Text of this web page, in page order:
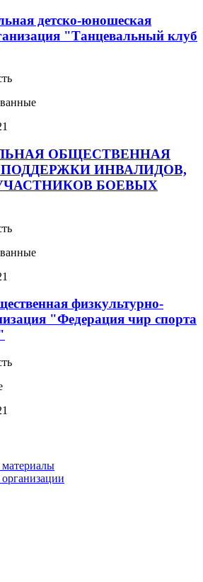
детско-юношеская
"Танцевальный клуб
ОБЩЕСТВЕННАЯ
ИНВАЛИДОВ,
БОЕВЫХ
физкультурно-
"Федерация чир спорта
материалы